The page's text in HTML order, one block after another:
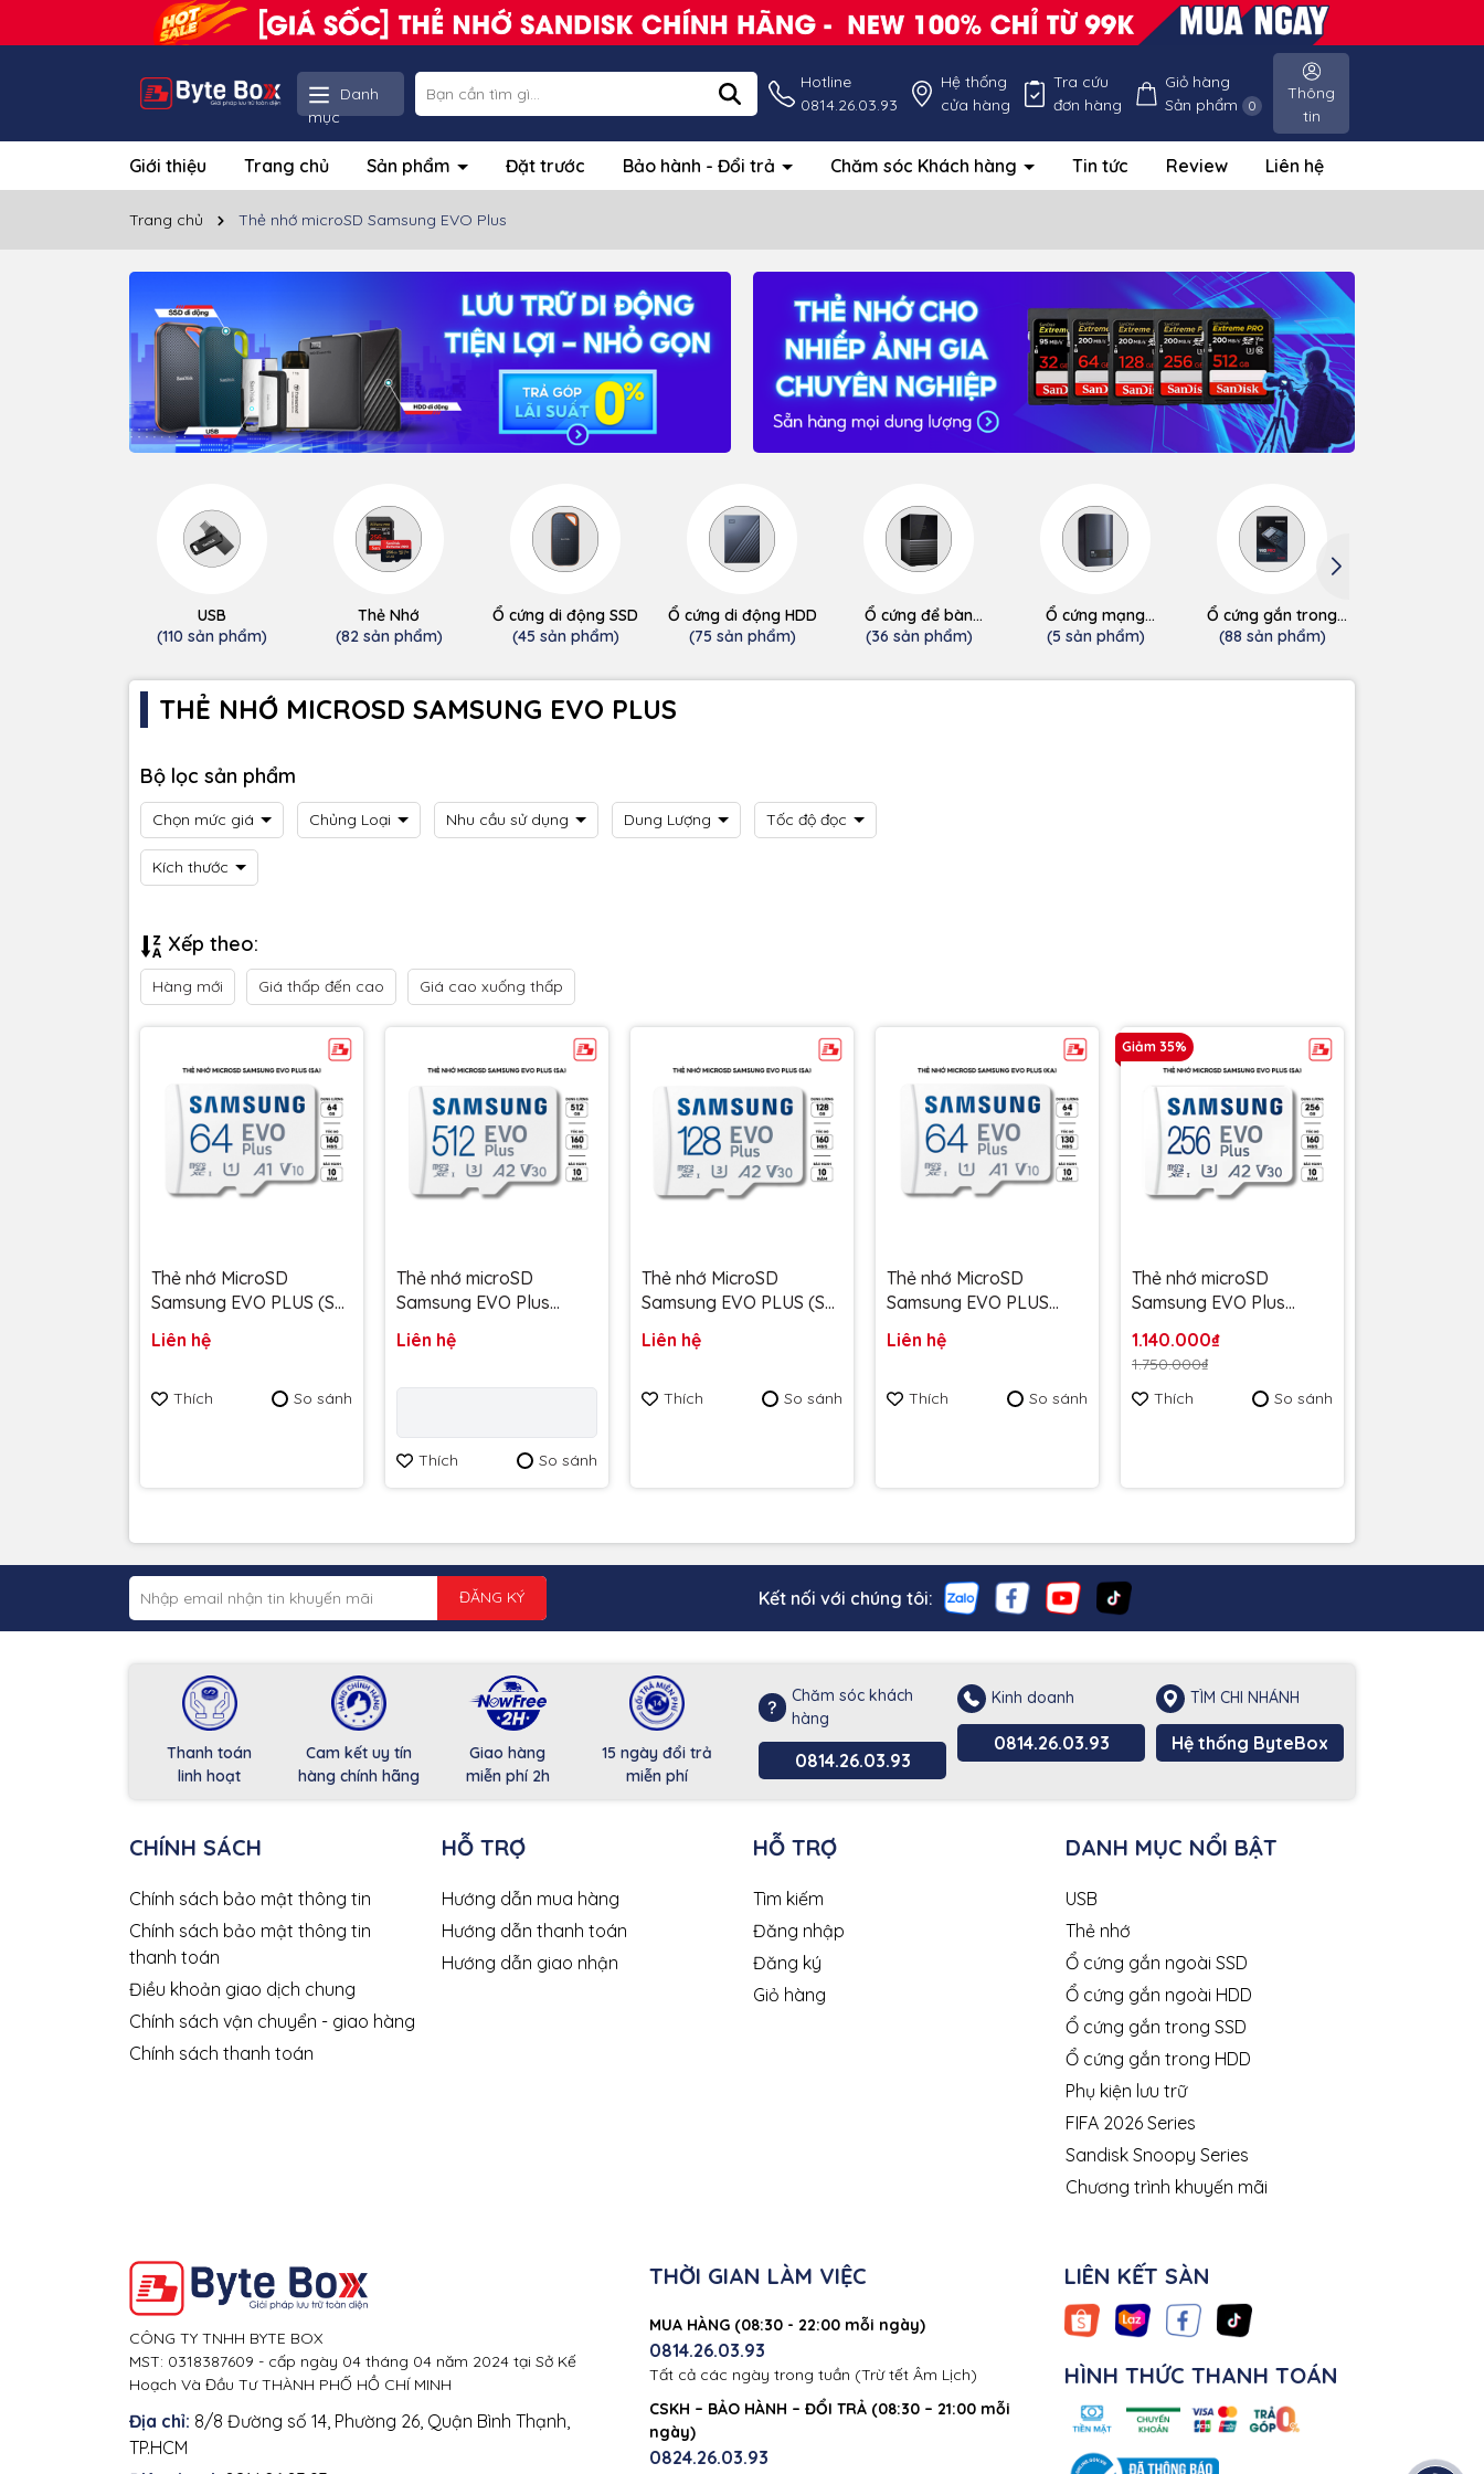
Danh
mục
Hotline
0814.26.03.93
Hệ thống
cửa hàng
Tra cứu
đơn hàng
Giỏ hàng
Sản phẩm 0
Thông
tin
Giới thiệu Trang chủ Sản phẩm Đặt trước Bảo hành - Đổi trả Chăm sóc Khách hàng Tin tức Review Liên hệ
Trang chủ Thẻ nhớ microSD Samsung EVO Plus
USB
(110 sản phẩm)
Thẻ Nhớ
(82 sản phẩm)
Ổ cứng di động SSD
(45 sản phẩm)
Ổ cứng di động HDD
(75 sản phẩm)
Ổ cứng để bàn
(desktop)
(36 sản phẩm)
Ổ cứng mạng
(NAS/Cloud)
(5 sản phẩm)
Ổ cứng gắn trong
SSD
(88 sản phẩm)
THẺ NHỚ MICROSD SAMSUNG EVO PLUS
Bộ lọc sản phẩm
Chọn mức giá Chủng Loại Nhu cầu sử dụng Dung Lượng Tốc độ đọc
Kích thước
Xếp theo:
Hàng mới Giá thấp đến cao Giá cao xuống thấp
Thẻ nhớ MicroSD
Samsung EVO PLUS (SA)
160MB/s MB-
hành 10 năm
Liên hệ
Thích So sánh
Thẻ nhớ microSD
Samsung EVO Plus
MB-MC512SA/APC - Bảo
Liên hệ
Thích So sánh
Thẻ nhớ MicroSD
Samsung EVO PLUS (SA)
MB-MC128SA/APC - Bảo
Liên hệ
Thích So sánh
Thẻ nhớ MicroSD
Samsung EVO PLUS
130MB/s MB-
hành 10 năm
Liên hệ
Thích So sánh
Giảm 35%
Thẻ nhớ microSD
Samsung EVO Plus
MB-MC256SA/APC -
Bảo hành 10 năm
1.140.000₫
1.750.000₫
Thích
So sánh
ĐĂNG KÝ Kết nối với chúng tôi:
Thanh toán
linh hoạt
Cam kết uy tín
hàng chính hãng
Giao hàng
miễn phí 2h
15 ngày đổi trả
miễn phí
Chăm sóc khách
hàng
0814.26.03.93
Kinh doanh
0814.26.03.93
TÌM CHI NHÁNH
Hệ thống ByteBox
CHÍNH SÁCH
Chính sách bảo mật thông tin
Chính sách bảo mật thông tin
thanh toán
Điều khoản giao dịch chung
Chính sách vận chuyển - giao hàng
Chính sách thanh toán
HỖ TRỢ
Hướng dẫn mua hàng
Hướng dẫn thanh toán
Hướng dẫn giao nhận
HỖ TRỢ
Tìm kiếm
Đăng nhập
Đăng ký
Giỏ hàng
DANH MỤC NỔI BẬT
USB
Thẻ nhớ
Ổ cứng gắn ngoài SSD
Ổ cứng gắn ngoài HDD
Ổ cứng gắn trong SSD
Ổ cứng gắn trong HDD
Phụ kiện lưu trữ
FIFA 2026 Series
Sandisk Snoopy Series
Chương trình khuyến mãi
CÔNG TY TNHH BYTE BOX
MST: 0318387609 - cấp ngày 04 tháng 04 năm 2024 tại Sở Kế
Hoạch Và Đầu Tư THÀNH PHỐ HỒ CHÍ MINH
Địa chỉ: 8/8 Đường số 14, Phường 26, Quận Bình Thạnh,
TP.HCM
THỜI GIAN LÀM VIỆC
MUA HÀNG (08:30 - 22:00 mỗi ngày)
0814.26.03.93
Tất cả các ngày trong tuần (Trừ tết Âm Lịch)
CSKH – BẢO HÀNH – ĐỔI TRẢ (08:30 – 21:00 mỗi
ngày)
0824.26.03.93
LIÊN KẾT SÀN
HÌNH THỨC THANH TOÁN